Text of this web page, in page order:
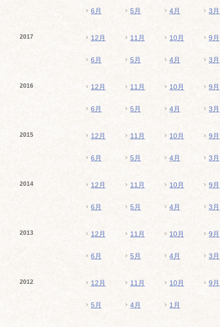
6月 5月 4月 3月
2017 12月 11月 10月 9月
6月 5月 4月 3月
2016 12月 11月 10月 9月
6月 5月 4月 3月
2015 12月 11月 10月 9月
6月 5月 4月 3月
2014 12月 11月 10月 9月
6月 5月 4月 3月
2013 12月 11月 10月 9月
6月 5月 4月 3月
2012 12月 11月 10月 9月
5月 4月 1月